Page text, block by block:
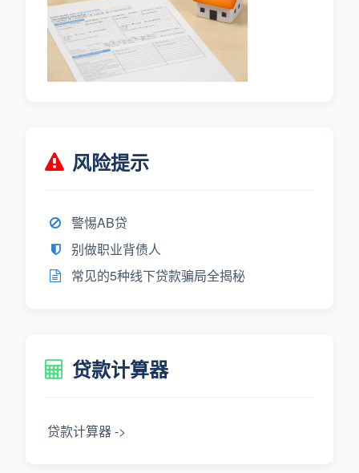
风险提示
警惕AB贷
别做职业背债人
常见的5种线下贷款骗局全揭秘
贷款计算器
贷款计算器 ->